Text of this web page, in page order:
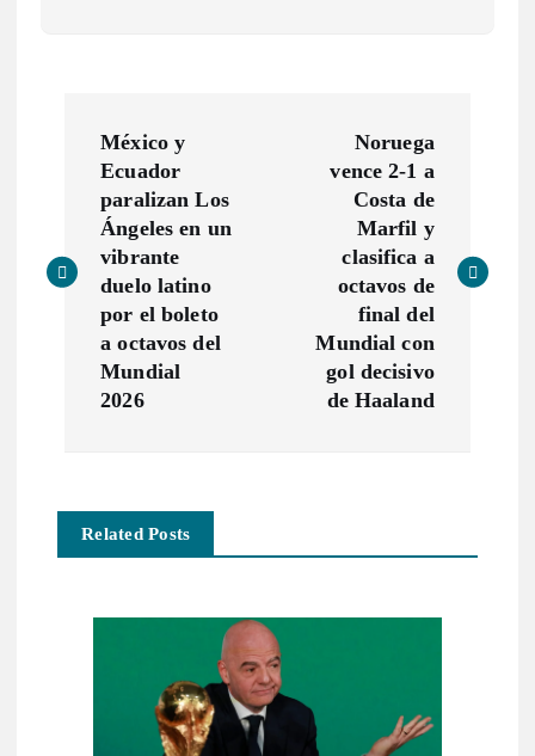
e
México y
Ecuador
paralizan Los
Ángeles en un
vibrante
duelo latino
por el boleto
a octavos del
Mundial
2026
Noruega
vence 2-1 a
Costa de
Marfil y
clasifica a
octavos de
final del
Mundial con
gol decisivo
de Haaland
Related Posts